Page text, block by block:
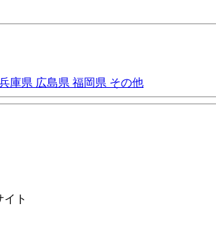
庫県 広島県 福岡県 その他
ト